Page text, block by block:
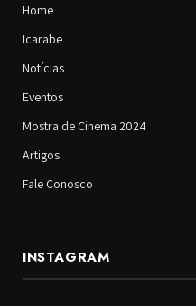
Home
Icarabe
Notícias
Eventos
Mostra de Cinema 2024
Artigos
Fale Conosco
INSTAGRAM